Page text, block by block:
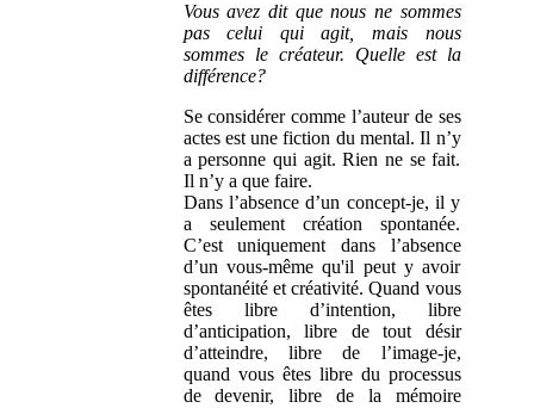
Vous avez dit que nous ne sommes
pas celui qui agit, mais nous
sommes le créateur. Quelle est la
différence?
Se considérer comme l’auteur de ses
actes est une fiction du mental. Il n’y
a personne qui agit. Rien ne se fait.
Il n’y a que faire.
Dans l’absence d’un concept-je, il y
a seulement création spontanée.
C’est uniquement dans l’absence
d’un vous-même qu'il peut y avoir
spontanéité et créativité. Quand vous
êtes libre d’intention, libre
d’anticipation, libre de tout désir
d’atteindre, libre de l’image-je,
quand vous êtes libre du processus
de devenir, libre de la mémoire